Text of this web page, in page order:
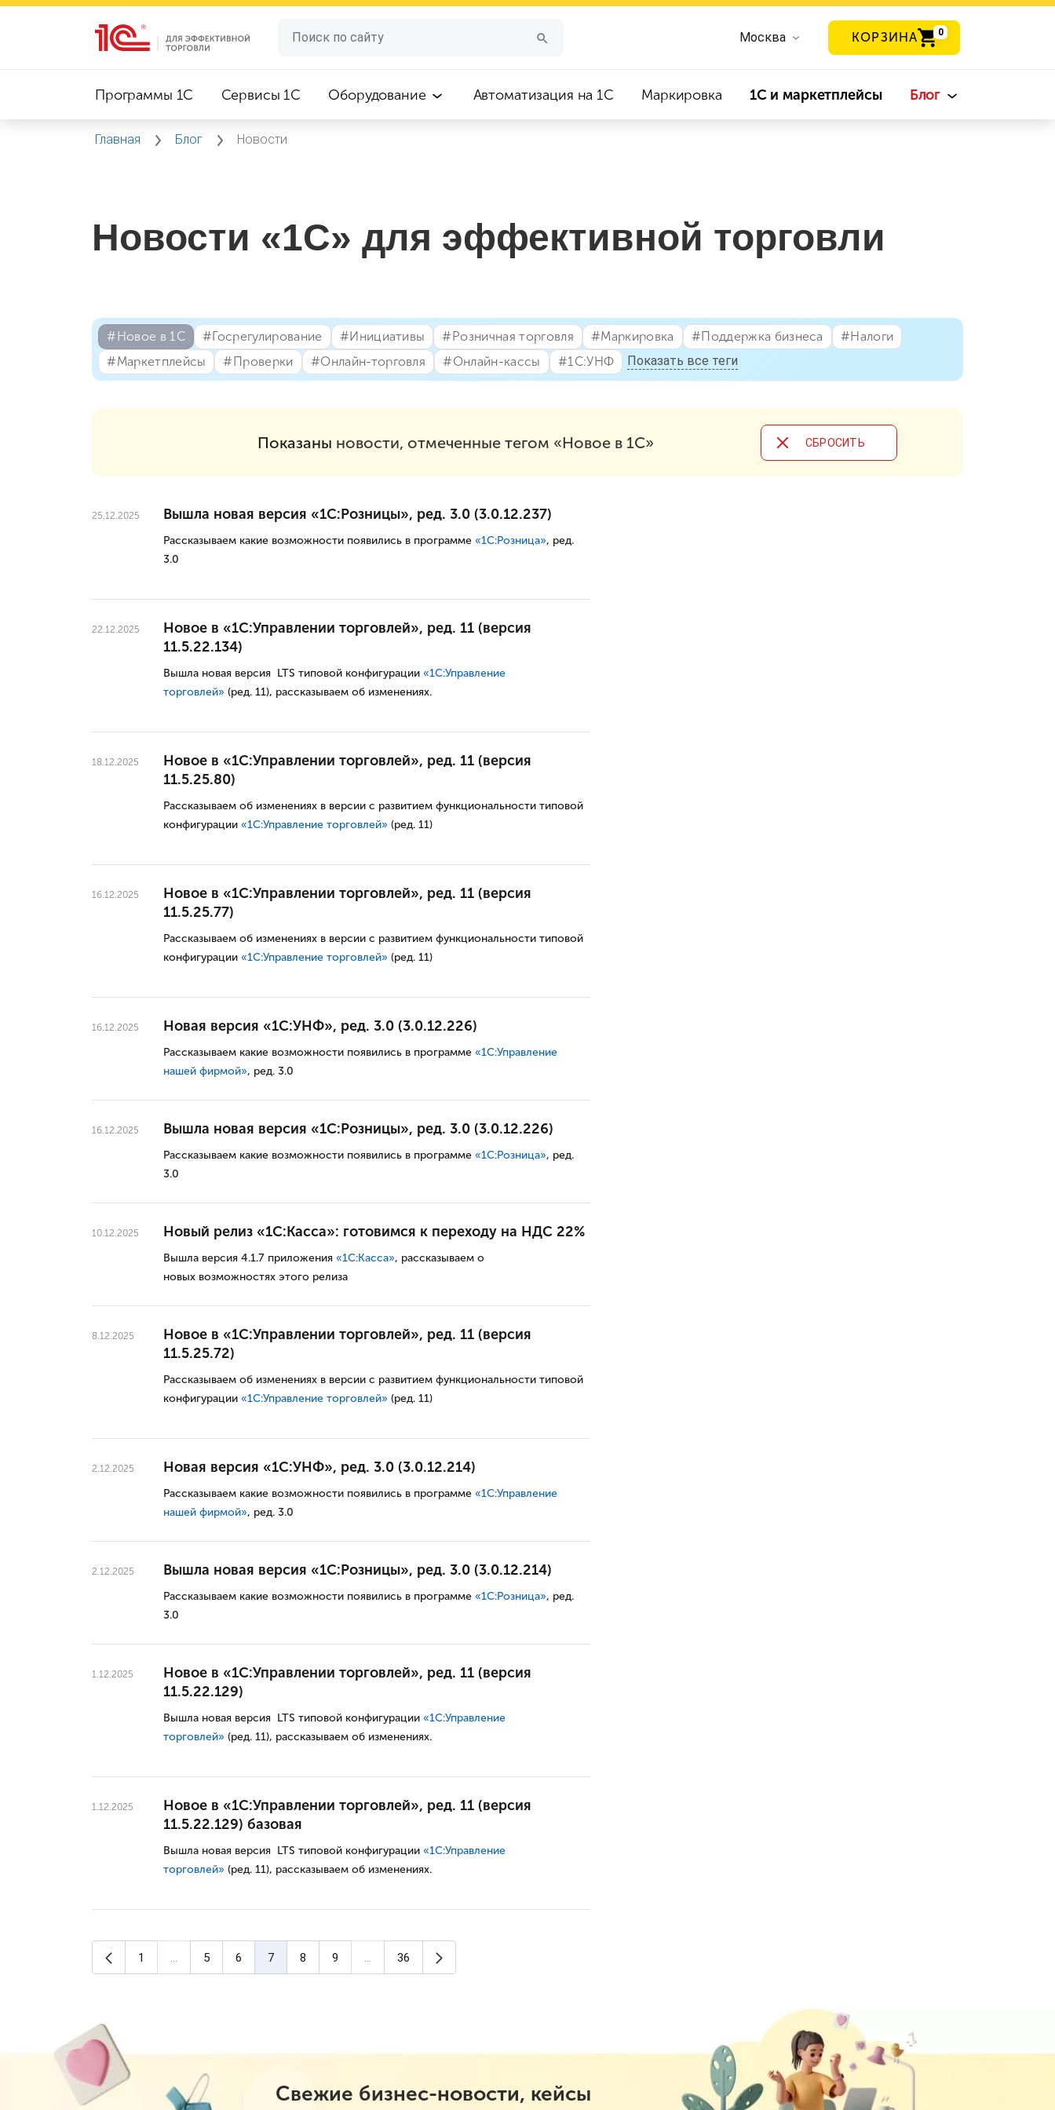
Москва КОРЗИНА 0
Программы 1C Сервисы 1C Оборудование Автоматизация на 1С Маркировка 1С и маркетплейсы Блог
Главная Блог Новости
Новости «1С» для эффективной торговли
#⁣Новое в 1С #⁣Госрегулирование #⁣Инициативы #⁣Розничная торговля #⁣Маркировка #⁣Поддержка бизнеса
#⁣Налоги
#⁣Маркетплейсы
#⁣Проверки #⁣Онлайн-торговля #⁣Онлайн-кассы #⁣1С:УНФ Показать все теги
Показаны новости, отмеченные тегом «Новое в 1С» CБРОСИТЬ
25.12.2025 Вышла новая версия «1С:Розницы», ред. 3.0 (3.0.12.237)
Рассказываем какие возможности появились в программе «1С:Розница», ред.
3.0
22.12.2025
Новое в «1С:Управлении торговлей», ред. 11 (версия
11.5.22.134)
Вышла новая версия LTS типовой конфигурации «1С:Управление
торговлей» (ред. 11), рассказываем об изменениях.
18.12.2025
Новое в «1С:Управлении торговлей», ред. 11 (версия
11.5.25.80)
Рассказываем об изменениях в версии с развитием функциональности типовой
конфигурации «1С:Управление торговлей» (ред. 11)
16.12.2025
Новое в «1С:Управлении торговлей», ред. 11 (версия
11.5.25.77)
Рассказываем об изменениях в версии с развитием функциональности типовой
конфигурации «1С:Управление торговлей» (ред. 11)
16.12.2025 Новая версия «1С:УНФ», ред. 3.0 (3.0.12.226)
Рассказываем какие возможности появились в программе «1С:Управление
нашей фирмой», ред. 3.0
16.12.2025 Вышла новая версия «1С:Розницы», ред. 3.0 (3.0.12.226)
Рассказываем какие возможности появились в программе «1С:Розница», ред.
3.0
10.12.2025 Новый релиз «1С:Касса»: готовимся к переходу на НДС 22%
Вышла версия 4.1.7 приложения «1С:Касса», рассказываем о
новых возможностях этого релиза
8.12.2025
Новое в «1С:Управлении торговлей», ред. 11 (версия
11.5.25.72)
Рассказываем об изменениях в версии с развитием функциональности типовой
конфигурации «1С:Управление торговлей» (ред. 11)
2.12.2025 Новая версия «1С:УНФ», ред. 3.0 (3.0.12.214)
Рассказываем какие возможности появились в программе «1С:Управление
нашей фирмой», ред. 3.0
2.12.2025 Вышла новая версия «1С:Розницы», ред. 3.0 (3.0.12.214)
Рассказываем какие возможности появились в программе «1С:Розница», ред.
3.0
1.12.2025
Новое в «1С:Управлении торговлей», ред. 11 (версия
11.5.22.129)
Вышла новая версия LTS типовой конфигурации «1С:Управление
торговлей» (ред. 11), рассказываем об изменениях.
1.12.2025
Новое в «1С:Управлении торговлей», ред. 11 (версия
11.5.22.129) базовая
Вышла новая версия LTS типовой конфигурации «1С:Управление
торговлей» (ред. 11), рассказываем об изменениях.
Предыдущая страница
1 5 6 7 8 9 36
Свежие бизнес-новости, кейсы